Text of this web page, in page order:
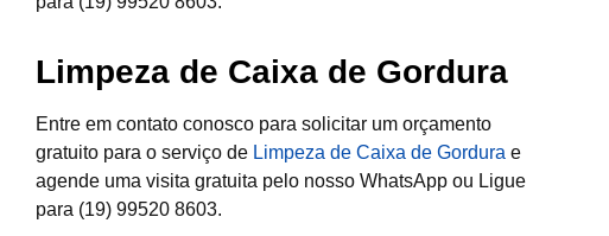
Limpeza de Caixa de Gordura
Entre em contato conosco para solicitar um orçamento
gratuito para o serviço de Limpeza de Caixa de Gordura e
agende uma visita gratuita pelo nosso WhatsApp ou Ligue
para (19) 99520 8603.